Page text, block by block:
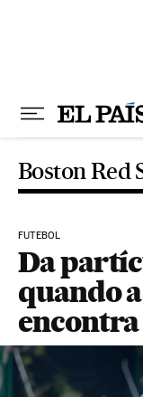
Boston Red
FUTEBOL
Da
quando a